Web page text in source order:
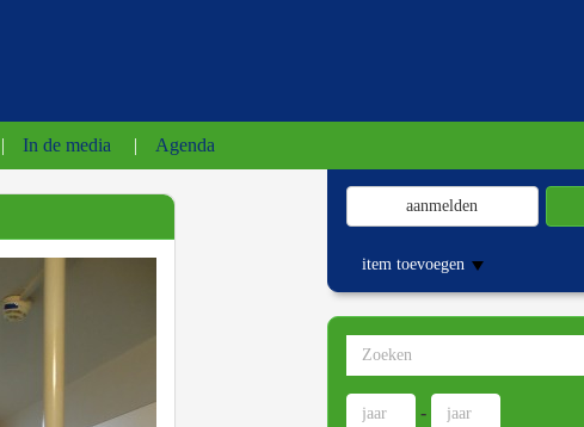
| In de media | Agenda
aanmelden
item toevoegen
-